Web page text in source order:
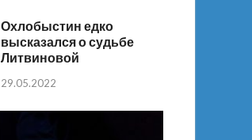
Охлобыстин едко
высказался о судьбе
Литвиновой
29.05.2022